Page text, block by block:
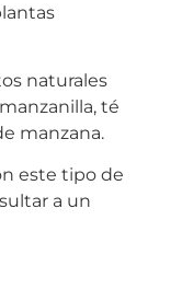
naturales
té
manzana.
este tipo de
a un